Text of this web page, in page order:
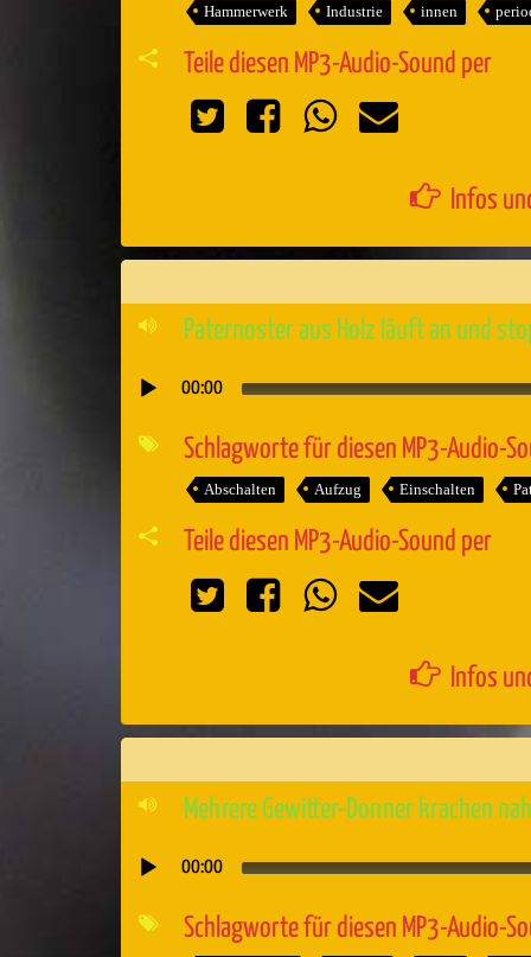
Hammerwerk Industrie innen
Teile diesen MP3-Audio-Sound per
Infos
Paternoster aus Holz läuft an und
Audio-
Player
00:00
Schlagworte für diesen MP3-Audio-
Abschalten Aufzug Einschalten
Teile diesen MP3-Audio-Sound per
Infos
Mehrere Gewitter-Donner krachen
Audio-
Player
00:00
Schlagworte für diesen MP3-Audio-